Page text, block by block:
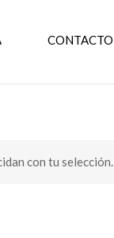
CONTACTO
con tu selección.